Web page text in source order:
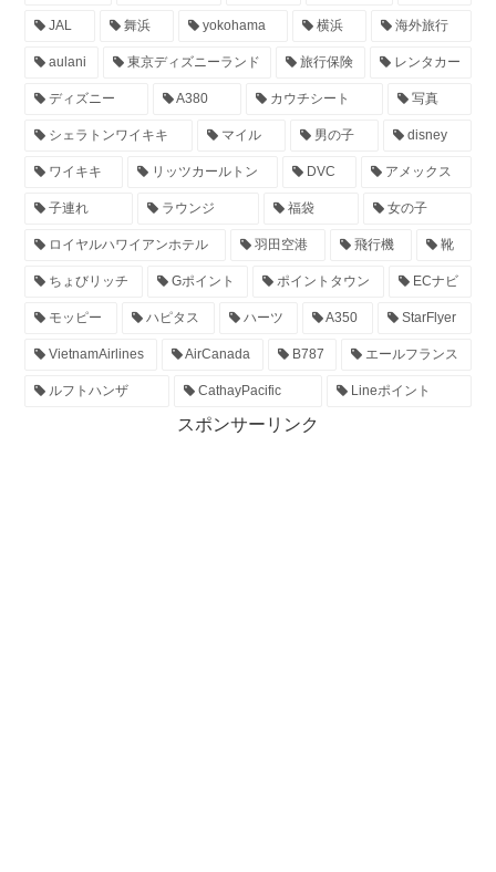
JAL 舞浜 yokohama 横浜 海外旅行
aulani 東京ディズニーランド 旅行保険 レンタカー
ディズニー A380 カウチシート 写真
シェラトンワイキキ マイル 男の子 disney
ワイキキ リッツカールトン DVC アメックス
子連れ ラウンジ 福袋 女の子
ロイヤルハワイアンホテル 羽田空港 飛行機 靴
ちょびリッチ Gポイント ポイントタウン ECナビ
モッピー ハピタス ハーツ A350 StarFlyer
VietnamAirlines AirCanada B787 エールフランス
ルフトハンザ CathayPacific Lineポイント
スポンサーリンク